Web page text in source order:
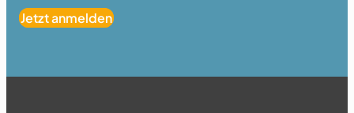
Jetzt anmelden